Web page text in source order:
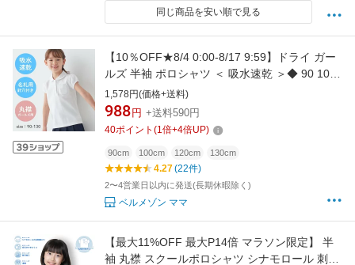
同じ商品を安い順で見る
【10％OFF★8/4 0:00-8/17 9:59】ドライ ガー
ルズ 半袖 ポロシャツ ＜ 吸水速乾 ＞◆ 90 100
110 120 130 ◆◇ スクール 子ども 子供 キッズ
トップス 通園 通学 制服 スクールポロシャツ 小
学生 保育園 幼稚園 着入園 入学 吸水 夏 鹿の子
1,578円(価格+送料)
988 円 +送料590円
40ポイント (1倍+4倍UP)
90cm 100cm 120cm 130cm
4.27(22件)
2〜4営業日以内に発送(長期休暇除く)
ベルメゾン ママ
【最大11%OFF 最大P14倍 マラソン限定】 半
袖 丸襟 スクールポロシャツ シナモロール 刺繍